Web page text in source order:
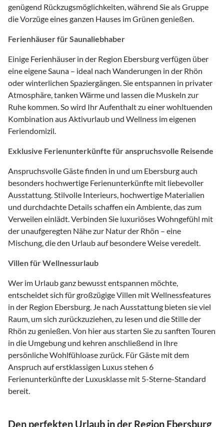
genügend Rückzugsmöglichkeiten, während Sie als Gruppe
die Vorzüge eines ganzen Hauses im Grünen genießen.
Ferienhäuser für Saunaliebhaber
Einige Ferienhäuser in der Region Ebersburg verfügen über
eine eigene Sauna – ideal nach Wanderungen in der Rhön
oder winterlichen Spaziergängen. Sie entspannen in privater
Atmosphäre, tanken Wärme und lassen die Muskeln zur
Ruhe kommen. So wird Ihr Aufenthalt zu einer wohltuenden
Kombination aus Aktivurlaub und Wellness im eigenen
Feriendomizil.
Exklusive Ferienunterkünfte für anspruchsvolle Reisende
Anspruchsvolle Gäste finden in und um Ebersburg auch
besonders hochwertige Ferienunterkünfte mit liebevoller
Ausstattung. Stilvolle Interieurs, hochwertige Materialien
und durchdachte Details schaffen ein Ambiente, das zum
Verweilen einlädt. Verbinden Sie luxuriöses Wohngefühl mit
der unaufgeregten Nähe zur Natur der Rhön – eine
Mischung, die den Urlaub auf besondere Weise veredelt.
Villen für Wellnessurlaub
Wer im Urlaub ganz bewusst entspannen möchte,
entscheidet sich für großzügige Villen mit Wellnessfeatures
in der Region Ebersburg. Je nach Ausstattung bieten sie viel
Raum, um sich zurückzuziehen, zu lesen und die Stille der
Rhön zu genießen. Von hier aus starten Sie zu sanften Touren
in die Umgebung und kehren anschließend in Ihre
persönliche Wohlfühloase zurück. Für Gäste mit dem
Anspruch auf erstklassigen Luxus stehen 6
Ferienunterkünfte der Luxusklasse mit 5-Sterne-Standard
bereit.
Den perfekten Urlaub in der Region Ebersburg